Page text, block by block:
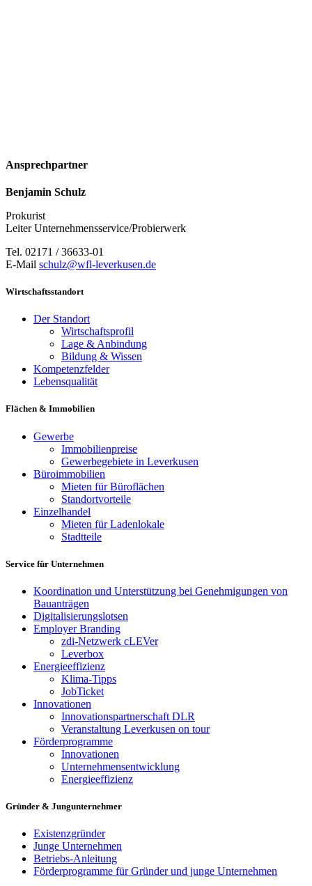
Ansprechpartner
Benjamin Schulz
Prokurist
Leiter Unternehmensservice/Probierwerk
Tel. 02171 / 36633-01
E-Mail schulz@wfl-leverkusen.de
Wirtschaftsstandort
Der Standort
Wirtschaftsprofil
Lage & Anbindung
Bildung & Wissen
Kompetenzfelder
Lebensqualität
Flächen & Immobilien
Gewerbe
Immobilienpreise
Gewerbegebiete in Leverkusen
Büroimmobilien
Mieten für Büroflächen
Standortvorteile
Einzelhandel
Mieten für Ladenlokale
Stadtteile
Service für Unternehmen
Koordination und Unterstützung bei Genehmigungen von
Bauanträgen
Digitalisierungslotsen
Employer Branding
zdi-Netzwerk cLEVer
Leverbox
Energieeffizienz
Klima-Tipps
JobTicket
Innovationen
Innovationspartnerschaft DLR
Veranstaltung Leverkusen on tour
Förderprogramme
Innovationen
Unternehmensentwicklung
Energieeffizienz
Gründer & Jungunternehmer
Existenzgründer
Junge Unternehmen
Betriebs-Anleitung
Förderprogramme für Gründer und junge Unternehmen